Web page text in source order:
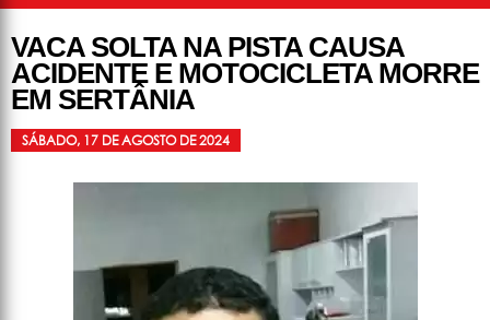
VACA SOLTA NA PISTA CAUSA
ACIDENTE E MOTOCICLETA MORRE
EM SERTÂNIA
SÁBADO, 17 DE AGOSTO DE 2024